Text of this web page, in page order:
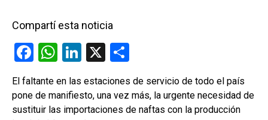
Compartí esta noticia
F
ce
b
W
at
s
Li
ke
dI
X
o
m
p
El faltante en las estaciones de servicio de todo el país
pone de manifiesto, una vez más, la urgente necesidad de
sustituir las importaciones de naftas con la producción